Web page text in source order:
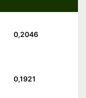
0,2046
0,1921